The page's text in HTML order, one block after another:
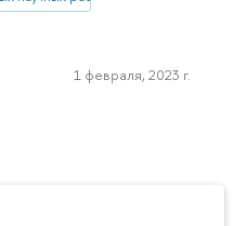
1 февраля, 2023 г.